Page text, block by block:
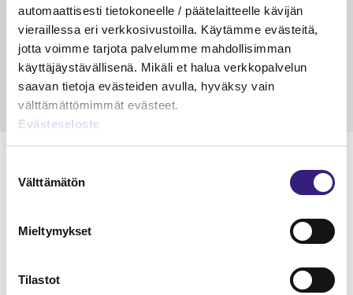
automaattisesti tietokoneelle / päätelaitteelle kävijän
vieraillessa eri verkkosivustoilla. Käytämme evästeitä,
jotta voimme tarjota palvelumme mahdollisimman
käyttäjäystävällisenä. Mikäli et halua verkkopalvelun
saavan tietoja evästeiden avulla, hyväksy vain
välttämättömimmät evästeet.
Evästeseloste
valinta
Välttämätön
Mieltymykset
Tilastot
veloitus ja läpi­laskutus
Petri Salomaa
15.5.2023 10 min
Tarja